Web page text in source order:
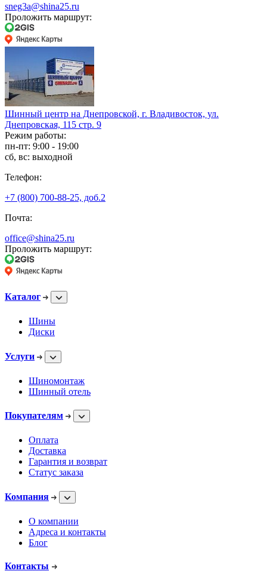
sneg3a@shina25.ru
Проложить маршрут:
Шинный центр на Днепровской, г. Владивосток, ул.
Днепровская, 115 стр. 9
Режим работы:
пн-пт: 9:00 - 19:00
сб, вс: выходной
Телефон:
+7 (800) 700-88-25, доб.2
Почта:
office@shina25.ru
Проложить маршрут:
Каталог
Шины
Диски
Услуги
Шиномонтаж
Шинный отель
Покупателям
Оплата
Доставка
Гарантия и возврат
Статус заказа
Компания
О компании
Адреса и контакты
Блог
Контакты